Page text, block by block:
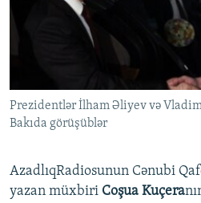
KARIKATURA
İSLAM VƏ DEMOKRATIYA
İZ - MƏDƏNIYYƏT PROQRAMI
PEŞƏ ETIKASI VƏ JURNALISTIKA
MATERIALLARIMIZDAN ISTIFADƏ
AZADLIQRADIOSU MOBIL
BIZIMLƏ ƏLAQƏ
RFE/RL-in bütün saytları
Prezidentlər İlham Əliyev və
Bakıda görüşüblər
AzadlıqRadiosunun Cənubi
yazan müxbiri Coşua Kuçera